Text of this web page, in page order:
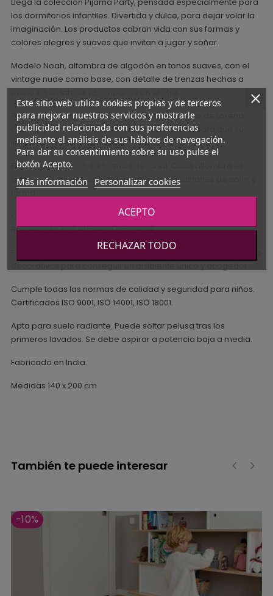
los dormitorios infantiles. Divertida y dulce, para dejar volar la
imaginación. Los productos cobran vida con sus formas y
colores alegres y suaves que invitan a jugar y soñar.
Modelo Noah, alfombra de algodón en tonos suaves, con el
vintage nude como base, con detalle de trenzas hechas a
Retomando y reinventando los clásicos diseños de Lorena
Canals, y como siempre, lavable en lavadora, para que su
limpieza no sea un problema.
Elaborada a mano, de forma artesanal. Cada alfombra es
única, por lo que pueden darse ligeras variaciones de color y
Composición: algodón natural 100% y tintes no tóxicos.
Respetuosa con el medio ambiente.
Es flexible y ligera y muy fácil de combinar con otros elementos
Cumple todas las normas de calidad y seguridad para niños.
Certificados ISO 9001, ISO 14001, ISO 18001.
Apta para suelo radiante. Puede soltar pelusa tras los
primeros lavados. Se debe aspirar a potencia baja a media.
Fabricado en India.
Medidas 140 x 200 cm
También te puede interesar
-10%
Este sitio web utiliza cookies propias y de terceros
para mejorar nuestros servicios y mostrarle
publicidad relacionada con sus preferencias
mediante el análisis de sus hábitos de navegación.
Para dar su consentimiento sobre su uso pulse el
botón Acepto.
Más información Personalizar cookies
RECHAZAR TODO
ACEPTO